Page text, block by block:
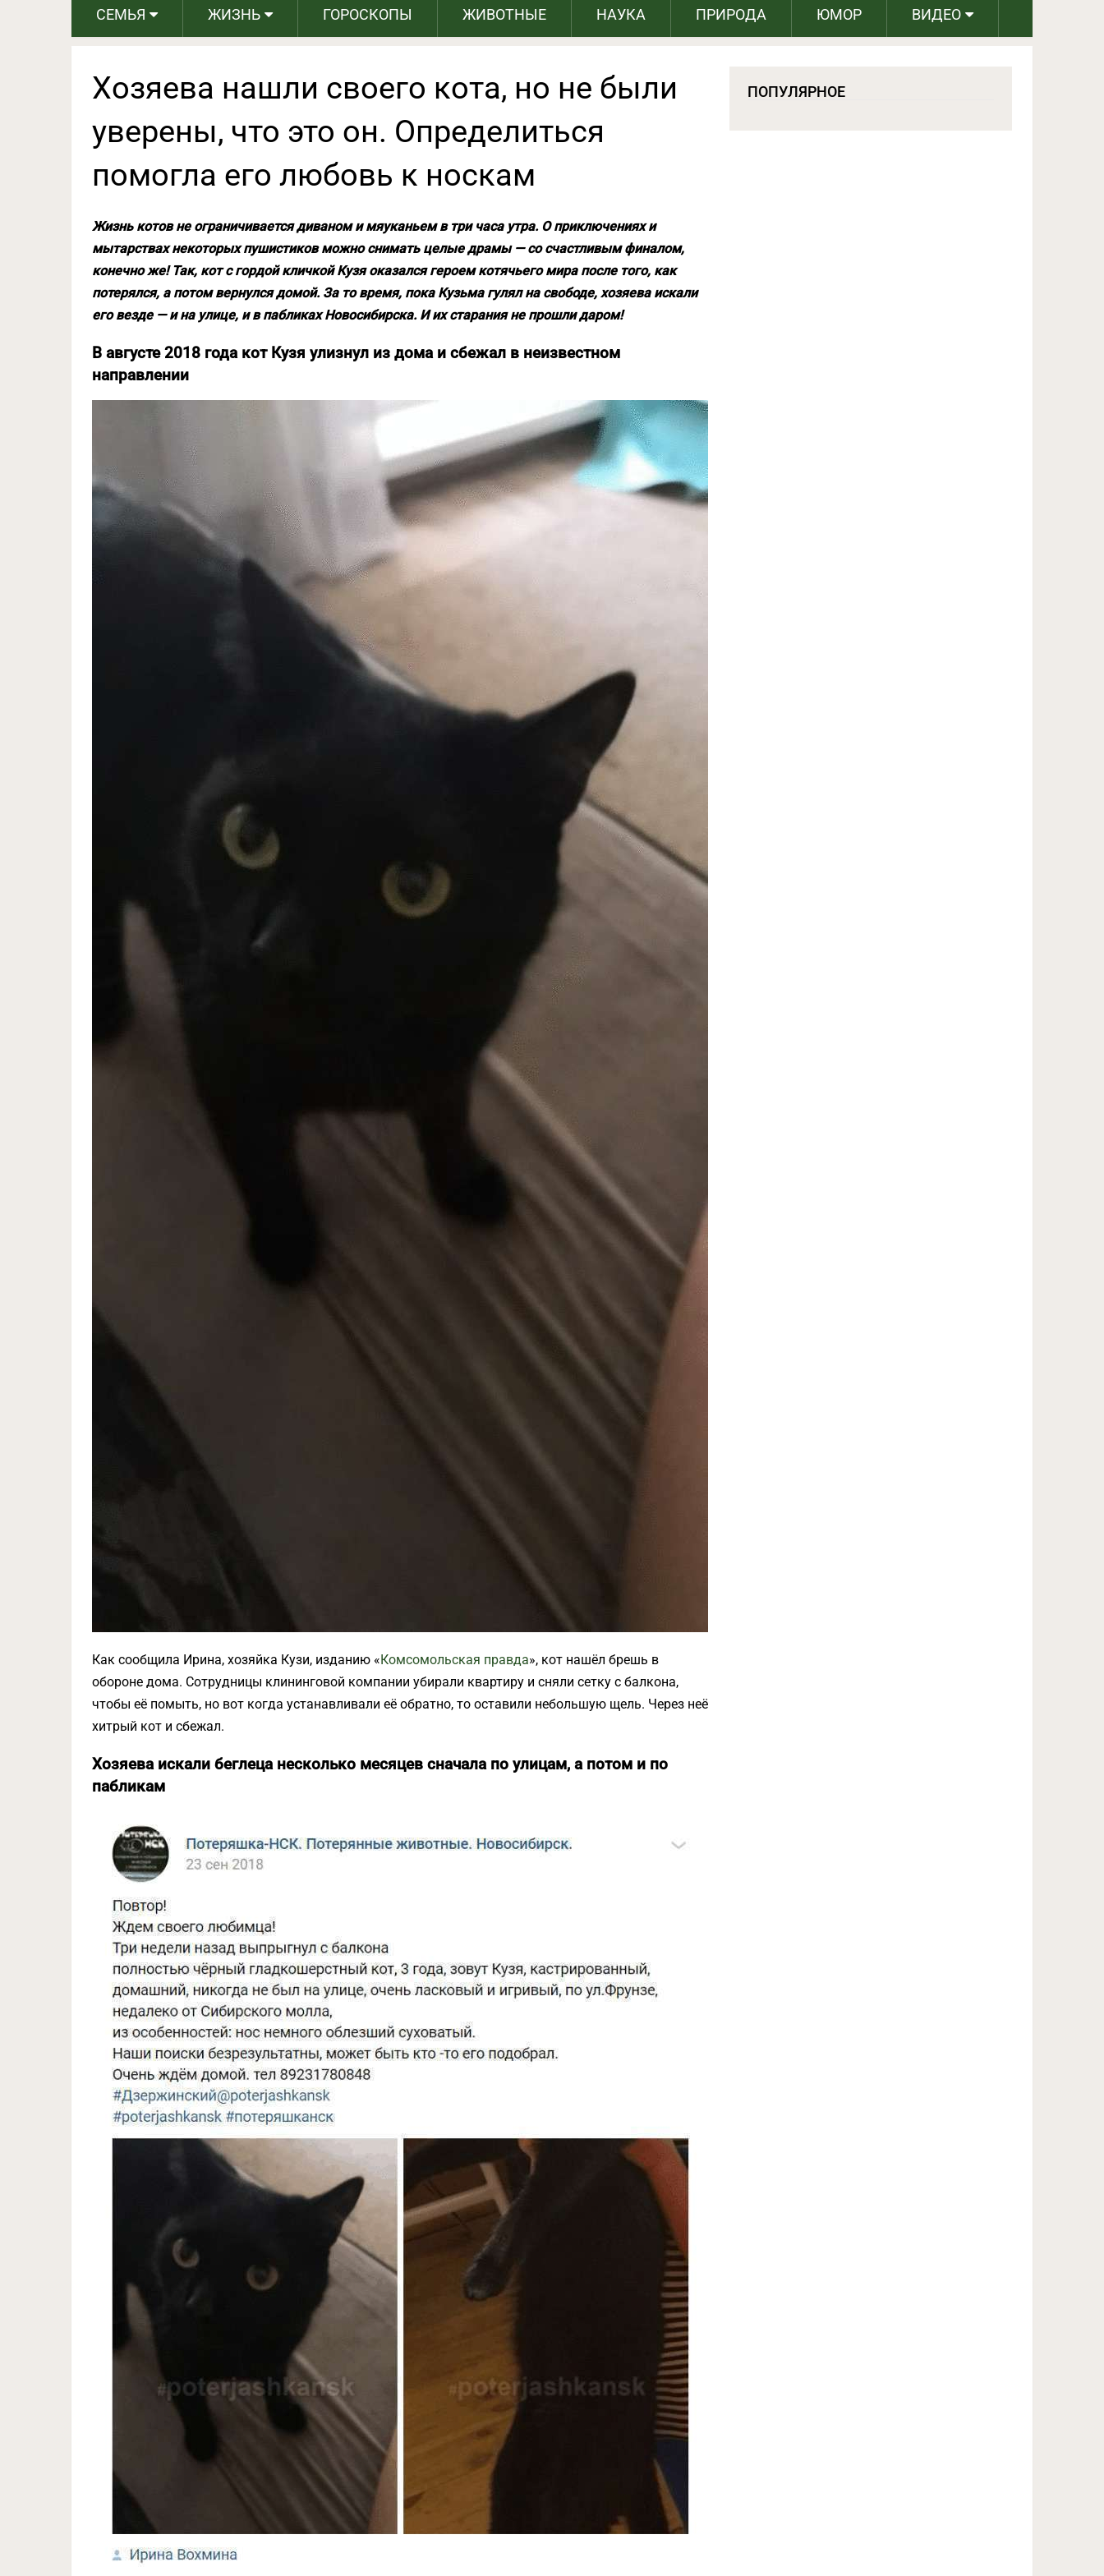
СЕМЬЯ ЖИЗНЬ ГОРОСКОПЫ ЖИВОТНЫЕ НАУКА ПРИРОДА ЮМОР ВИДЕО
Хозяева нашли своего кота, но не были
уверены, что это он. Определиться
помогла его любовь к носкам
Жизнь котов не ограничивается диваном и мяуканьем в три часа утра. О приключениях и
мытарствах некоторых пушистиков можно снимать целые драмы — со счастливым финалом,
конечно же! Так, кот с гордой кличкой Кузя оказался героем котячьего мира после того, как
потерялся, а потом вернулся домой. За то время, пока Кузьма гулял на свободе, хозяева искали
его везде — и на улице, и в пабликах Новосибирска. И их старания не прошли даром!
В августе 2018 года кот Кузя улизнул из дома и сбежал в неизвестном
направлении
Как сообщила Ирина, хозяйка Кузи, изданию «Комсомольская правда», кот нашёл брешь в
обороне дома. Сотрудницы клининговой компании убирали квартиру и сняли сетку с балкона,
чтобы её помыть, но вот когда устанавливали её обратно, то оставили небольшую щель. Через неё
хитрый кот и сбежал.
Хозяева искали беглеца несколько месяцев сначала по улицам, а потом и по
пабликам
ПОПУЛЯРНОЕ